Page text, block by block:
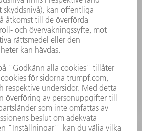
för upp till tio insatser ökar du
din stansmaskin – i synnerhet vid